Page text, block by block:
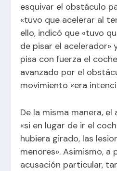
esquivar el obstáculo
«tuvo que acelerar al
ello, indicó que «tuvo
de pisar el acelerador»
pisa con fuerza el
avanzado por el
movimiento «era
De la misma manera,
«si en lugar de ir el
hubiera girado, las
menores». Asimismo, a
acusación particular,